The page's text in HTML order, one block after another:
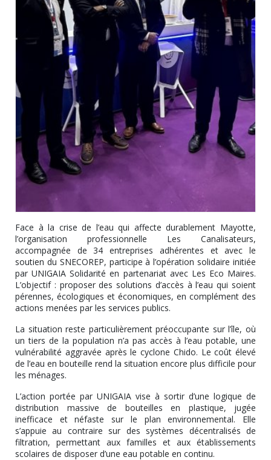
Face à la crise de l’eau qui affecte durablement Mayotte,
l’organisation professionnelle Les Canalisateurs,
accompagnée de 34 entreprises adhérentes et avec le
soutien du SNECOREP, participe à l’opération solidaire initiée
par UNIGAIA Solidarité en partenariat avec Les Eco Maires.
L’objectif : proposer des solutions d’accès à l’eau qui soient
pérennes, écologiques et économiques, en complément des
actions menées par les services publics.
La situation reste particulièrement préoccupante sur l’île, où
un tiers de la population n’a pas accès à l’eau potable, une
vulnérabilité aggravée après le cyclone Chido. Le coût élevé
de l’eau en bouteille rend la situation encore plus difficile pour
les ménages.
L’action portée par UNIGAIA vise à sortir d’une logique de
distribution massive de bouteilles en plastique, jugée
inefficace et néfaste sur le plan environnemental. Elle
s’appuie au contraire sur des systèmes décentralisés de
filtration, permettant aux familles et aux établissements
scolaires de disposer d’une eau potable en continu.